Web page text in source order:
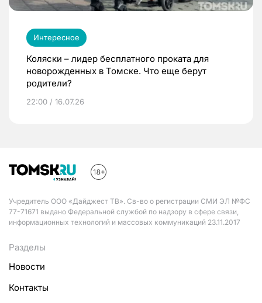
Интересное
Коляски – лидер бесплатного проката для
новорожденных в Томске. Что еще берут
родители?
22:00 / 16.07.26
Учредитель ООО «Дайджест ТВ». Св-во о регистрации СМИ ЭЛ №ФС
77-71671 выдано Федеральной службой по надзору в сфере связи,
информационных технологий и массовых коммуникаций 23.11.2017
Разделы
Новости
Контакты